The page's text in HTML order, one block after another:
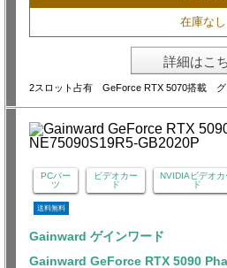
在庫なし
詳細はこ
2スロット占有 GeForce RTX 5070搭載 グ
PCパー
ツ
ビデオカー
ド
NVIDIAビデオカ
ド
送料無料
Gainward ゲインワード
Gainward GeForce RTX 5090